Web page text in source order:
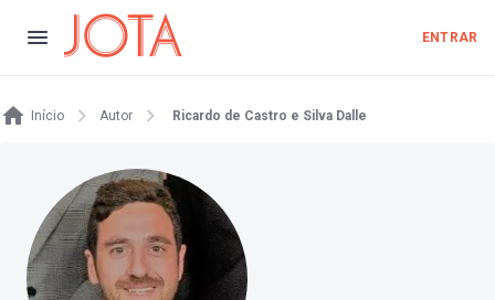
ENTRAR
Início Autor Ricardo de Castro e Silva Dalle